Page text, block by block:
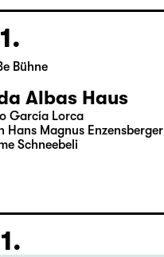
Bühne
Albas Haus
García Lorca
Hans Magnus Enzensberger
Schneebeli